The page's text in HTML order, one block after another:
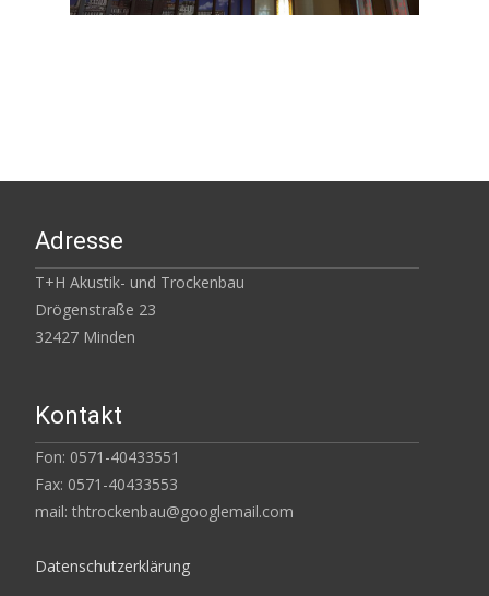
Adresse
T+H Akustik- und Trockenbau
Drögenstraße 23
32427 Minden
Kontakt
Fon: 0571-40433551
Fax: 0571-40433553
mail: thtrockenbau@googlemail.com
Datenschutzerklärung